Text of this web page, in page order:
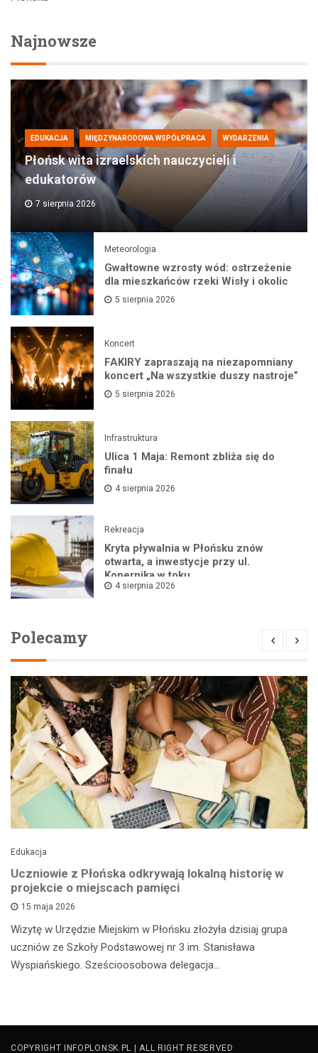
Najnowsze
EDUKACJA MIĘDZYNARODOWA WSPÓŁPRACA WYDARZENIA
Płońsk wita izraelskich nauczycieli i
edukatorów
7 sierpnia 2026
Meteorologia
Gwałtowne wzrosty wód: ostrzeżenie
dla mieszkańców rzeki Wisły i okolic
5 sierpnia 2026
Koncert
FAKIRY zapraszają na niezapomniany
koncert „Na wszystkie duszy nastroje”
5 sierpnia 2026
Infrastruktura
Ulica 1 Maja: Remont zbliża się do
finału
4 sierpnia 2026
Rekreacja
Kryta pływalnia w Płońsku znów
otwarta, a inwestycje przy ul.
Kopernika w toku
4 sierpnia 2026
Polecamy
Edukacja
Uczniowie z Płońska odkrywają lokalną historię w
projekcie o miejscach pamięci
15 maja 2026
Wizytę w Urzędzie Miejskim w Płońsku złożyła dzisiaj grupa
uczniów ze Szkoły Podstawowej nr 3 im. Stanisława
Wyspiańskiego. Sześcioosobowa delegacja…
COPYRIGHT INFOPLONSK.PL | ALL RIGHT RESERVED